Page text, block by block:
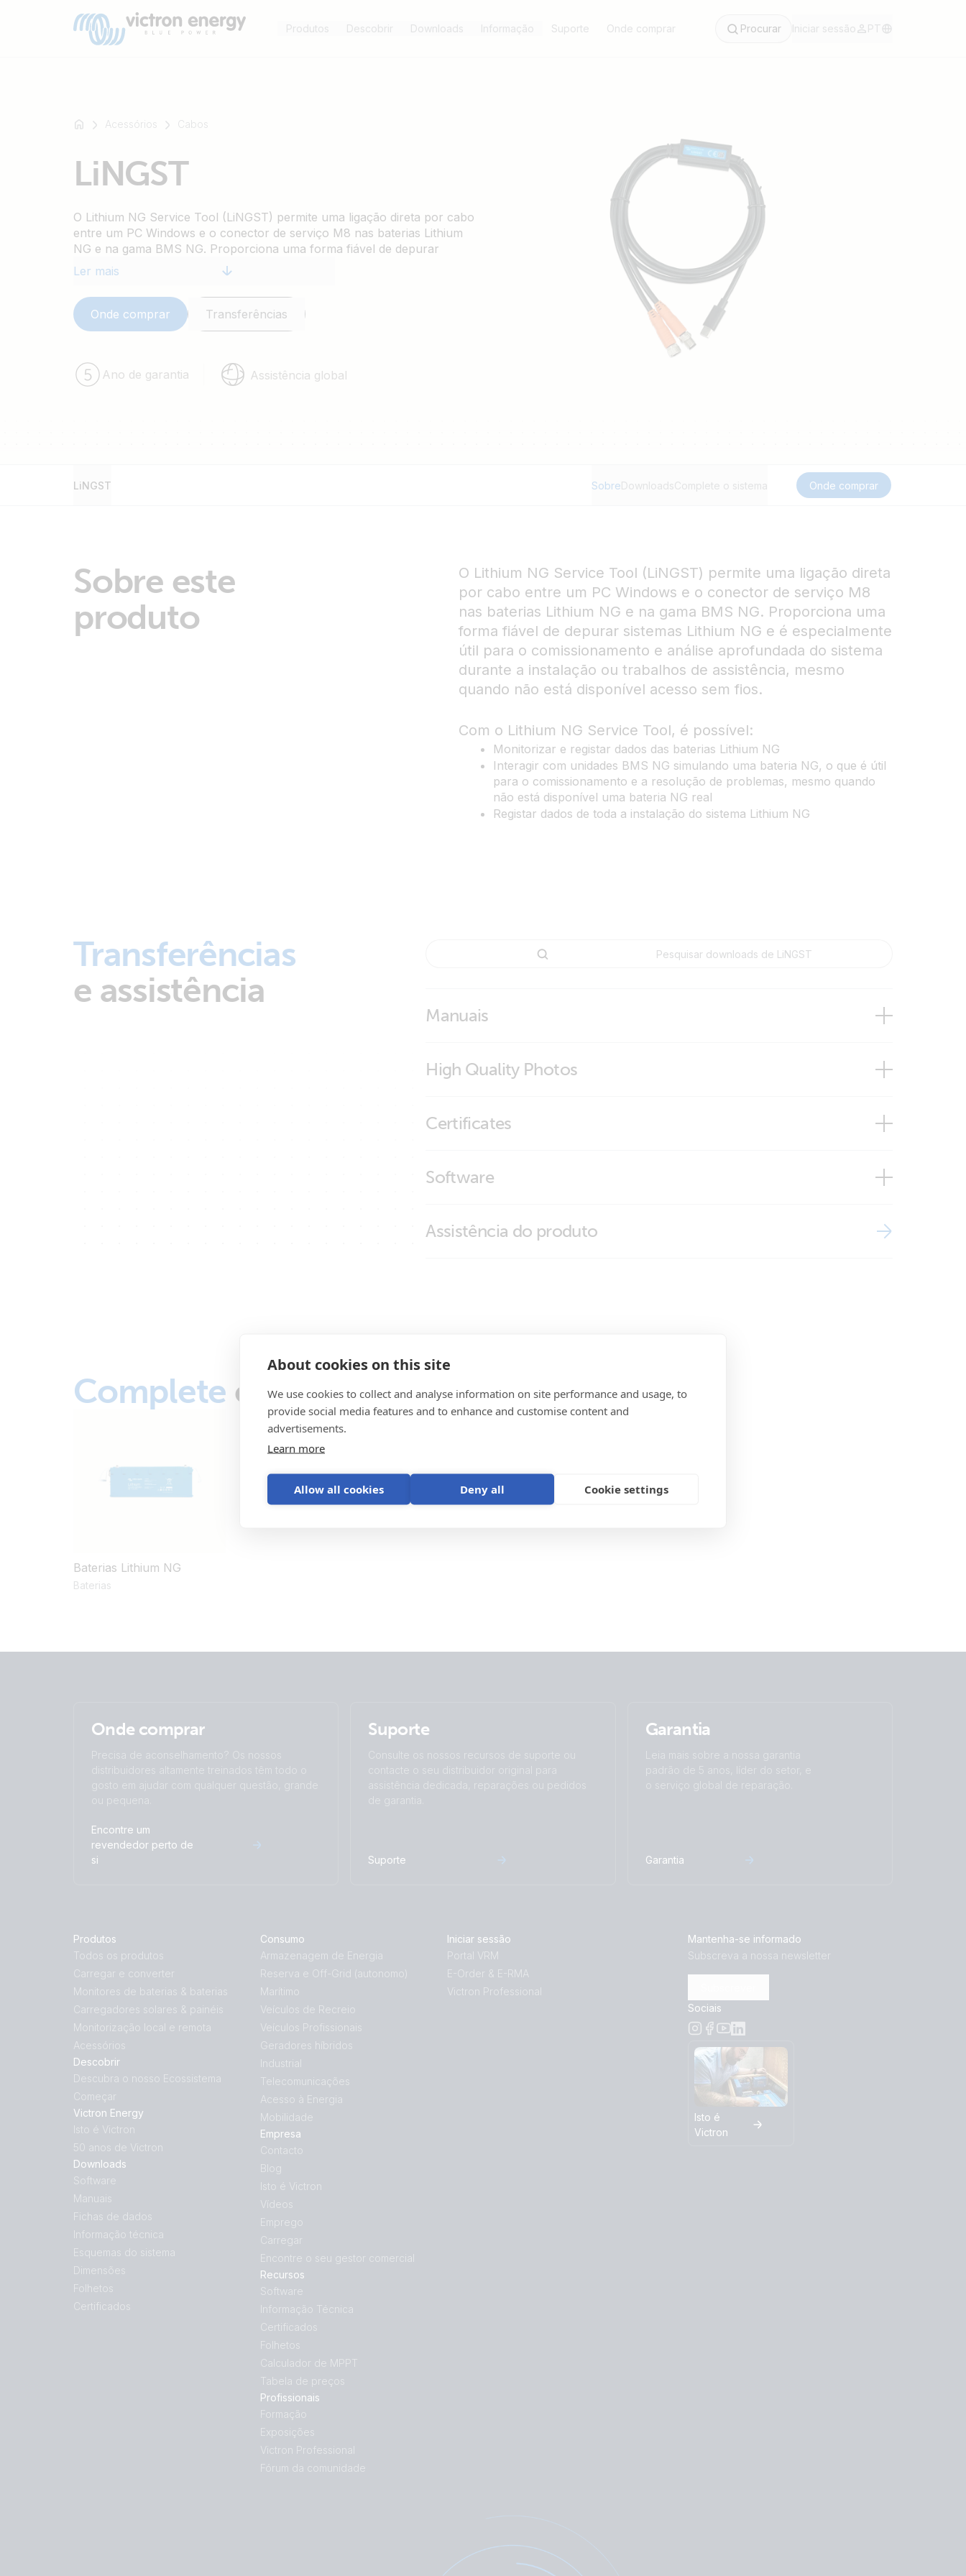
About cookies on this site
We use cookies to collect and analyse information on site performance and usage, to
provide social media features and to enhance and customise content and
advertisements.
Learn more
Allow all cookies Deny all Cookie settings
Produtos Descobrir Downloads Informação Suporte Onde comprar Procurar Iniciar sessão PT
Acessórios Cabos
LiNGST
O Lithium NG Service Tool (LiNGST) permite uma ligação direta por cabo
entre um PC Windows e o conector de serviço M8 nas baterias Lithium
NG e na gama BMS NG. Proporciona uma forma fiável de depurar
sistemas Lithium NG e é especialmente útil para o comissionamento e
assistência, mesmo quando não está disponível acesso sem fios.
Com o Lithium NG Service Tool, é possível:
Interagir com unidades BMS NG simulando uma bateria NG, o que é
útil para o comissionamento e a resolução de problemas, mesmo
Ler mais
Onde comprar Transferências
Ano de garantia Assistência global
LiNGST SobreDownloadsComplete o sistema Onde comprar
Sobre este
produto
O Lithium NG Service Tool (LiNGST) permite uma ligação direta
por cabo entre um PC Windows e o conector de serviço M8
nas baterias Lithium NG e na gama BMS NG. Proporciona uma
forma fiável de depurar sistemas Lithium NG e é especialmente
útil para o comissionamento e análise aprofundada do sistema
durante a instalação ou trabalhos de assistência, mesmo
quando não está disponível acesso sem fios.
Com o Lithium NG Service Tool, é possível:
Monitorizar e registar dados das baterias Lithium NG
Interagir com unidades BMS NG simulando uma bateria NG, o que é útil
para o comissionamento e a resolução de problemas, mesmo quando
não está disponível uma bateria NG real
Registar dados de toda a instalação do sistema Lithium NG
Transferências
e assistência
Manuais
High Quality Photos
Lingst-2
Lingst-6
Certificates
Software
Assistência do produto
Complete o sistema
Baterias Lithium NG
Baterias
Onde comprar
Precisa de aconselhamento? Os nossos
distribuidores altamente treinados têm todo o
gosto em ajudar com qualquer questão, grande
ou pequena.
Encontre um
revendedor perto de
si
Suporte
Consulte os nossos recursos de suporte ou
contacte o seu distribuidor original para
assistência dedicada, reparações ou pedidos
de garantia.
Suporte
Garantia
Leia mais sobre a nossa garantia
padrão de 5 anos, líder do setor, e
o serviço global de reparação.
Garantia
Produtos
Todos os produtos
Carregar e converter
Monitores de baterias & baterias
Carregadores solares & painéis
Monitorização local e remota
Acessórios
Descobrir
Descubra o nosso Ecossistema
Começar
Victron Energy
Isto é Victron
50 anos de Victron
Downloads
Software
Manuais
Fichas de dados
Informação técnica
Esquemas do sistema
Dimensões
Folhetos
Certificados
Consumo
Armazenagem de Energia
Reserva e Off-Grid (autonomo)
Marítimo
Veículos de Recreio
Veículos Profissionais
Geradores híbridos
Industrial
Telecomunicações
Acesso à Energia
Mobilidade
Empresa
Contacto
Blog
Isto é Victron
Vídeos
Emprego
Carregar
Encontre o seu gestor comercial
Recursos
Software
Informação Técnica
Certificados
Folhetos
Calculador de MPPT
Tabela de preços
Profissionais
Formação
Exposições
Victron Professional
Fórum da comunidade
Iniciar sessão
Portal VRM
E-Order & E-RMA
Victron Professional
Mantenha-se informado
Subscreva a nossa newsletter
Sociais
Isto é
Victron